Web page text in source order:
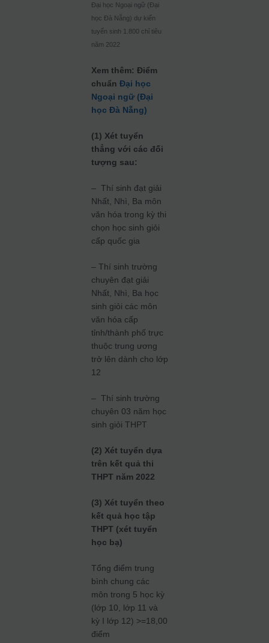
Đại học Ngoại ngữ (Đại
học Đà Nẵng) dự kiến
tuyển sinh 1.800 chỉ tiêu
năm 2022
Xem thêm: Điểm
chuẩnĐại học
Ngoại ngữ (Đại
học Đà Nẵng)
(1) Xét tuyển
thẳng với các đối
tượng sau:
– Thí sinh đạt giải
Nhất, Nhì, Ba môn
văn hóa trong kỳ thi
chọn học sinh giỏi
cấp quốc gia
– Thí sinh trường
chuyên đạt giải
Nhất, Nhì, Ba học
sinh giỏi các môn
văn hóa cấp
tỉnh/thành phố trực
thuộc trung ương
trở lên dành cho lớp
12
– Thí sinh trường
chuyên 03 năm học
sinh giỏi THPT
(2) Xét tuyển dựa
trên kết quả thi
THPT năm 2022
(3) Xét tuyển theo
kết quả học tập
THPT (xét tuyển
học bạ)
Tổng điểm trung
bình chung các
môn trong 5 học kỳ
(lớp 10, lớp 11 và
kỳ I lớp 12) >=18,00
điểm